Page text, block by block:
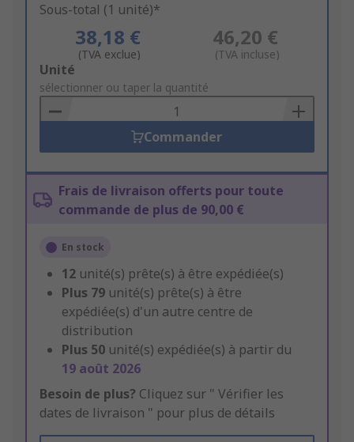
Sous-total (1 unité)*
38,18 €
(TVA exclue)
46,20 €
(TVA incluse)
Add
to
Basket
Unité
sélectionner ou taper la quantité
Commander
Frais de livraison offerts pour toute
commande de plus de 90,00 €
En stock
12 unité(s) prête(s) à être expédiée(s)
Plus 79 unité(s) prête(s) à être
expédiée(s) d'un autre centre de
distribution
Plus 50 unité(s) expédiée(s) à partir du
19 août 2026
Besoin de plus? Cliquez sur " Vérifier les
dates de livraison " pour plus de détails